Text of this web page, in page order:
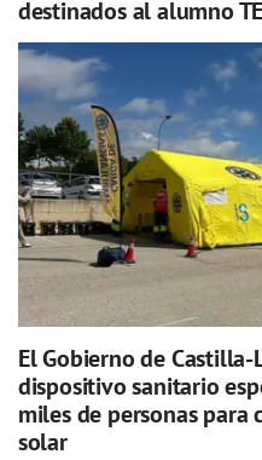
destinados al alumno
El Gobierno de
dispositivo sanitario
miles de personas
solar